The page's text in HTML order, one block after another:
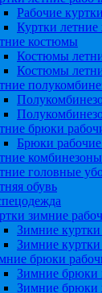
Рабочие
Куртки летние
костюмы
Костюмы
Костюмы
брюки
Брюки
комбинезоны
головные
обувь
зимние
Зимние
Зимние
брюки
Зимние брюки
Зимние брюки